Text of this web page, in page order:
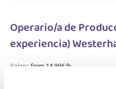
Operario/a de
experiencia)
Salary: from 14,99€/h